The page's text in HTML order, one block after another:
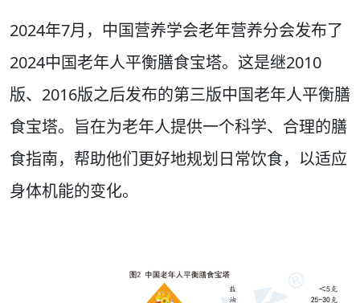
2024年7月，中国营养学会老年营养分会发布了
2024中国老年人平衡膳食宝塔。这是继2010
版、2016版之后发布的第三版中国老年人平衡膳
食宝塔。旨在为老年人提供一个科学、合理的膳
食指南，帮助他们更好地规划日常饮食，以适应
身体机能的变化。